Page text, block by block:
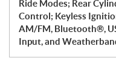
Ride Modes; Rear
Control; Keyless
AM/FM, Bluetooth®,
Input, and